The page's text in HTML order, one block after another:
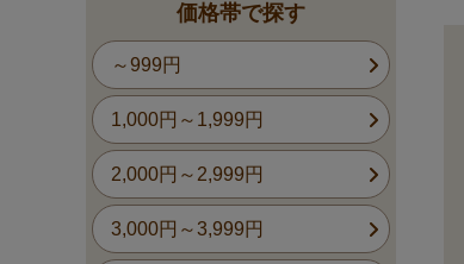
価格帯で探す
～999円
1,000円～1,999円
2,000円～2,999円
3,000円～3,999円